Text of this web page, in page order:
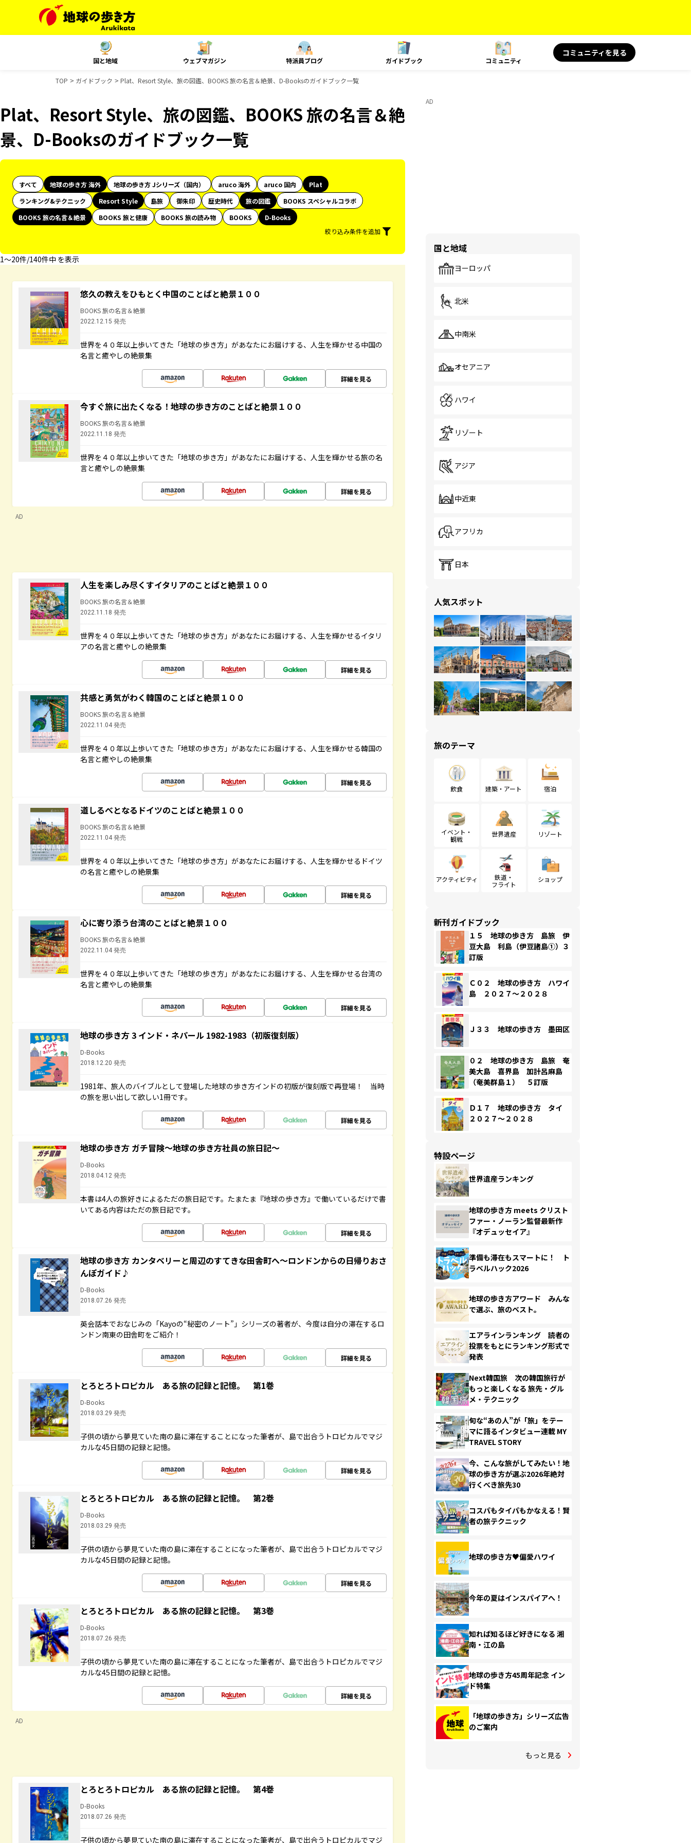
国と地域 ウェブマガジン 特派員ブログ ガイドブック コミュニティ
コミュニティを見る
TOP ガイドブック Plat、Resort Style、旅の図鑑、BOOKS 旅の名言＆絶景、D-Booksのガイドブック一覧
Plat、Resort Style、旅の図鑑、BOOKS 旅の名言＆絶
景、D-Booksのガイドブック一覧
すべて 地球の歩き方 海外 地球の歩き方 Jシリーズ（国内） aruco 海外 aruco 国内
Plat
ランキング&テクニック
Resort Style 島旅 御朱印 歴史時代 旅の図鑑
BOOKS スペシャルコラボ
BOOKS 旅の名言＆絶景
BOOKS 旅と健康 BOOKS 旅の読み物 BOOKS
D-Books
絞り込み条件を追加
1〜20件/140件中 を表示
悠久の教えをひもとく中国のことばと絶景１００
BOOKS 旅の名言＆絶景
2022.12.15 発売
世界を４０年以上歩いてきた「地球の歩き方」があなたにお届けする、人生を輝かせる中国の
名言と癒やしの絶景集
詳細を見る
今すぐ旅に出たくなる！地球の歩き方のことばと絶景１００
BOOKS 旅の名言＆絶景
2022.11.18 発売
世界を４０年以上歩いてきた「地球の歩き方」があなたにお届けする、人生を輝かせる旅の名
言と癒やしの絶景集
詳細を見る
AD
人生を楽しみ尽くすイタリアのことばと絶景１００
BOOKS 旅の名言＆絶景
2022.11.18 発売
世界を４０年以上歩いてきた「地球の歩き方」があなたにお届けする、人生を輝かせるイタリ
アの名言と癒やしの絶景集
詳細を見る
共感と勇気がわく韓国のことばと絶景１００
BOOKS 旅の名言＆絶景
2022.11.04 発売
世界を４０年以上歩いてきた「地球の歩き方」があなたにお届けする、人生を輝かせる韓国の
名言と癒やしの絶景集
詳細を見る
道しるべとなるドイツのことばと絶景１００
BOOKS 旅の名言＆絶景
2022.11.04 発売
世界を４０年以上歩いてきた「地球の歩き方」があなたにお届けする、人生を輝かせるドイツ
の名言と癒やしの絶景集
詳細を見る
心に寄り添う台湾のことばと絶景１００
BOOKS 旅の名言＆絶景
2022.11.04 発売
世界を４０年以上歩いてきた「地球の歩き方」があなたにお届けする、人生を輝かせる台湾の
名言と癒やしの絶景集
詳細を見る
地球の歩き方 3 インド・ネパール 1982-1983（初版復刻版）
D-Books
2018.12.20 発売
1981年、旅人のバイブルとして登場した地球の歩き方インドの初版が復刻版で再登場！ 当時
の旅を思い出して欲しい1冊です。
詳細を見る
地球の歩き方 ガチ冒険～地球の歩き方社員の旅日記～
D-Books
2018.04.12 発売
本書は4人の旅好きによるただの旅日記です。たまたま『地球の歩き方』で働いているだけで書
いてある内容はただの旅日記です。
詳細を見る
地球の歩き方 カンタベリーと周辺のすてきな田舎町へ～ロンドンからの日帰りおさ
んぽガイド♪
D-Books
2018.07.26 発売
英会話本でおなじみの「Kayoの“秘密のノート”」シリーズの著者が、今度は自分の滞在するロ
ンドン南東の田舎町をご紹介！
詳細を見る
とろとろトロピカル ある旅の記録と記憶。 第1巻
D-Books
2018.03.29 発売
子供の頃から夢見ていた南の島に滞在することになった筆者が、島で出合うトロピカルでマジ
カルな45日間の記録と記憶。
詳細を見る
とろとろトロピカル ある旅の記録と記憶。 第2巻
D-Books
2018.03.29 発売
子供の頃から夢見ていた南の島に滞在することになった筆者が、島で出合うトロピカルでマジ
カルな45日間の記録と記憶。
詳細を見る
とろとろトロピカル ある旅の記録と記憶。 第3巻
D-Books
2018.07.26 発売
子供の頃から夢見ていた南の島に滞在することになった筆者が、島で出合うトロピカルでマジ
カルな45日間の記録と記憶。
詳細を見る
AD
とろとろトロピカル ある旅の記録と記憶。 第4巻
D-Books
2018.07.26 発売
子供の頃から夢見ていた南の島に滞在することになった筆者が、島で出合うトロピカルでマジ
AD
国と地域
ヨーロッパ
北米
中南米
オセアニア
ハワイ
リゾート
アジア
中近東
アフリカ
日本
人気スポット
旅のテーマ
飲食 建築・アート 宿泊
イベント・
観戦
世界遺産 リゾート
アクティビティ
鉄道・
フライト
ショップ
新刊ガイドブック
１５ 地球の歩き方 島旅 伊
豆大島 利島（伊豆諸島①）３
訂版
Ｃ０２ 地球の歩き方 ハワイ
島 ２０２７～２０２８
Ｊ３３ 地球の歩き方 墨田区
０２ 地球の歩き方 島旅 奄
美大島 喜界島 加計呂麻島
（奄美群島１） ５訂版
Ｄ１７ 地球の歩き方 タイ
２０２７～２０２８
特設ページ
世界遺産ランキング
地球の歩き方 meets クリスト
ファー・ノーラン監督最新作
『オデュッセイア』
準備も滞在もスマートに！ ト
ラベルハック2026
地球の歩き方アワード みんな
で選ぶ、旅のベスト。
エアラインランキング 読者の
投票をもとにランキング形式で
発表
Next韓国旅 次の韓国旅行が
もっと楽しくなる 旅先・グル
メ・テクニック
旬な“あの人”が「旅」をテー
マに語るインタビュー連載 MY
TRAVEL STORY
今、こんな旅がしてみたい！地
球の歩き方が選ぶ2026年絶対
行くべき旅先30
コスパもタイパもかなえる！賢
者の旅テクニック
地球の歩き方♥偏愛ハワイ
今年の夏はインスパイアへ！
知れば知るほど好きになる 湘
南・江の島
地球の歩き方45周年記念 イン
ド特集
「地球の歩き方」シリーズ広告
のご案内
もっと見る